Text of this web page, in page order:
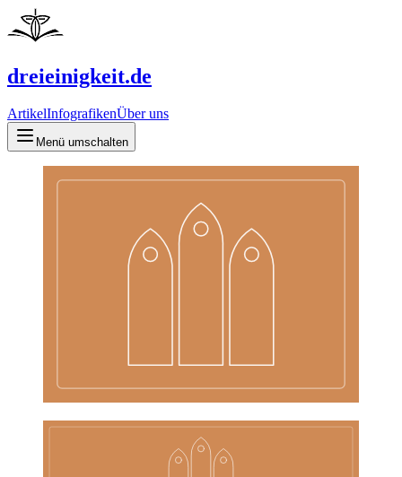
dreieinigkeit.de
ArtikelInfografikenÜber uns
Menü umschalten